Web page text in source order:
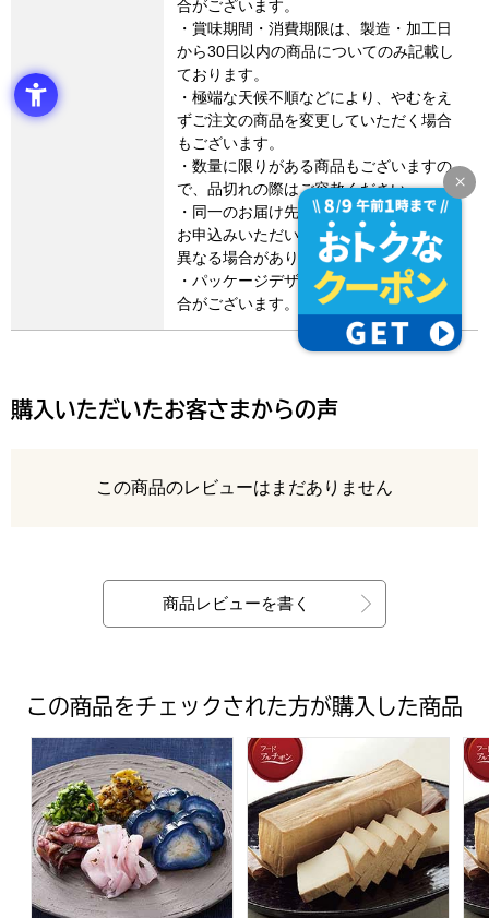
合がございます。
・賞味期間・消費期限は、製造・加工日
から30日以内の商品についてのみ記載し
ております。
・極端な天候不順などにより、やむをえ
ずご注文の商品を変更していただく場合
もございます。
・数量に限りがある商品もございますの
で、品切れの際はご容赦ください。
・同一のお届け先に異なる商品を2点以上
お申込みいただいた場合は、お届け日が
異なる場合があります。
・パッケージデザイン等が変更になる場
合がございます。
購入いただいたお客さまからの声
レビュー
この商品のレビューはまだありません
商品レビューを書く
この商品をチェックされた方が購入した商品
【まるたけ】漬物セット(梅千味梅暦・壬生菜浅漬け・本
母袋工房 母袋燻り豆腐 6枚入
母